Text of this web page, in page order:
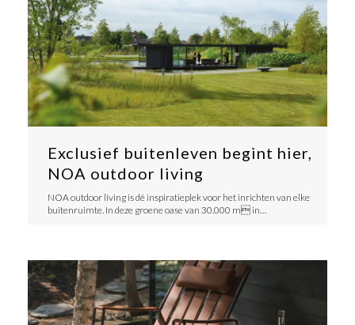
Exclusief buitenleven begint hier,
NOA outdoor living
​NOA outdoor living is dé inspiratieplek voor het inrichten van elke
buitenruimte. In deze groene oase van 30.000 m in…